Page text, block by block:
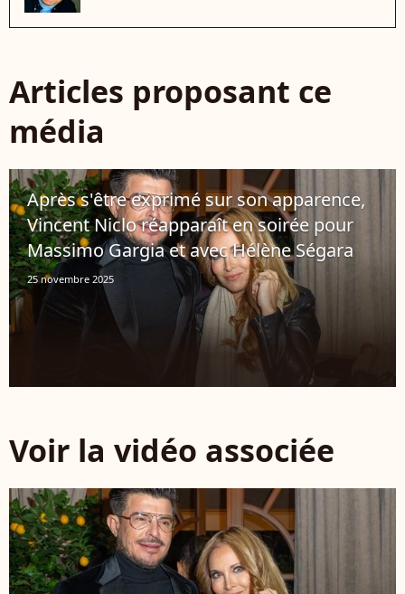
Articles proposant ce
média
Après s'être exprimé sur son apparence,
Vincent Niclo réapparaît en soirée pour
Massimo Gargia et avec Hélène Ségara
25 novembre 2025
Voir la vidéo associée